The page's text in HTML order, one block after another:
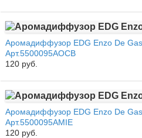
Аромадиффузор EDG Enzo De
Арт.5500095AOCB
120 руб.
Аромадиффузор EDG Enzo De
Арт.5500095AMIE
120 руб.